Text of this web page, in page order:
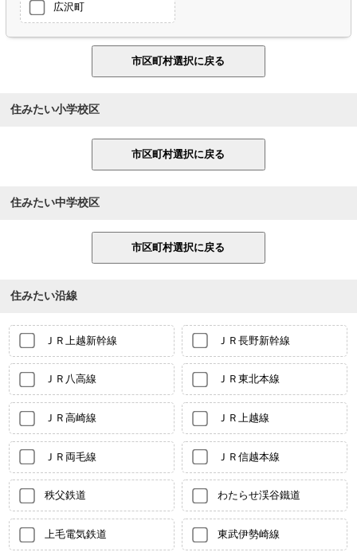
広沢町
住みたい小学校区
住みたい中学校区
住みたい沿線
ＪＲ上越新幹線 ＪＲ長野新幹線
ＪＲ八高線 ＪＲ東北本線
ＪＲ高崎線 ＪＲ上越線
ＪＲ両毛線 ＪＲ信越本線
秩父鉄道 わたらせ渓谷鐵道
上毛電気鉄道 東武伊勢崎線